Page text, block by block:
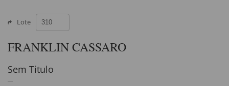
Lote
FRANKLIN CASSARO
Sem Titulo